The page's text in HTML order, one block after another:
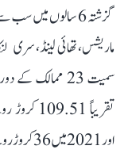
گزشتہ 6 سالوں
ماریشس، تھائی لینڈ، سری
اور 2021 میں 36 کروڑ روپے خرچ ہوئے ہیں۔